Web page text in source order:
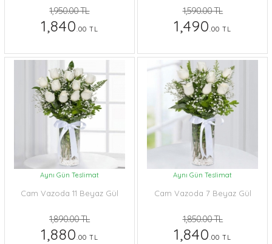
1,950.00 TL
1,840.00 TL
1,590.00 TL
1,490.00 TL
Aynı Gün Teslimat
Cam Vazoda 11 Beyaz Gül
1,890.00 TL
1,880.00 TL
Aynı Gün Teslimat
Cam Vazoda 7 Beyaz Gül
1,850.00 TL
1,840.00 TL